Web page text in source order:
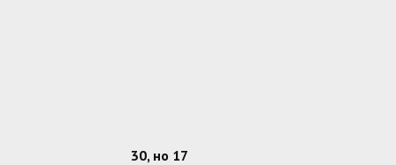
30, но 17